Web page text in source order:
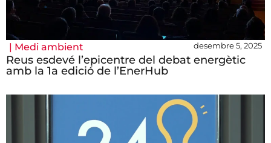
| Medi ambient desembre 5, 2025
Reus esdevé l’epicentre del debat energètic
amb la 1a edició de l’EnerHub